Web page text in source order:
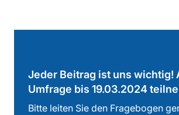
Jeder Beitrag ist uns wichtig!
Umfrage bis 19.03.2024
Bitte leiten Sie den Fragebogen